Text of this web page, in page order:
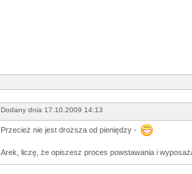
Dodany dnia 17.10.2009 14:13
Przecież nie jest droższa od pieniędzy -
Arek, liczę, że opiszesz proces powstawania i